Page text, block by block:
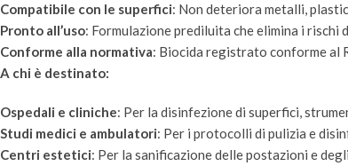
Compatibile con le superfici: Non deteriora metalli,
Pronto all’uso: Formulazione prediluita che elimina i rischi
Conforme alla normativa: Biocida registrato conforme al
A chi è destinato:
Ospedali e cliniche: Per la disinfezione di superfici,
Studi medici e ambulatori: Per i protocolli di pulizia e
Centri estetici: Per la sanificazione delle postazioni e